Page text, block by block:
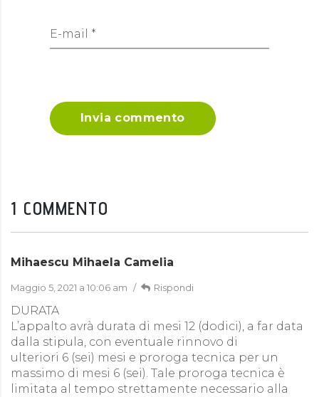
E-mail *
Invia commento
1 COMMENTO
Mihaescu Mihaela Camelia
Maggio 5, 2021 a 10:06 am Rispondi
DURATA
L’appalto avrà durata di mesi 12 (dodici), a far data
dalla stipula, con eventuale rinnovo di
ulteriori 6 (sei) mesi e proroga tecnica per un
massimo di mesi 6 (sei). Tale proroga tecnica è
limitata al tempo strettamente necessario alla